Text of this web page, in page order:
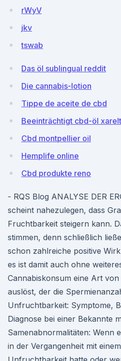
rWyV
jkv
tswab
Das öl sublingual reddit
Die cannabis-lotion
Tippe de aceite de cbd
Beeinträchtigt cbd-öl
Cbd montpellier oil
Hemplife online
Cbd produkte reno
- RQS Blog ANALYSE DER
scheint nahezulegen, dass
Fruchtbarkeit steigern kann.
stimmen, denn schließlich
schon zahlreiche positive
es ist damit auch ohne
Cannabiskonsum eine Art
auslöst, der die
Unfruchtbarkeit: Symptome,
Diagnose bei einer Bekannte
Samenabnormalitäten: Wenn
in der Vergangenheit mit